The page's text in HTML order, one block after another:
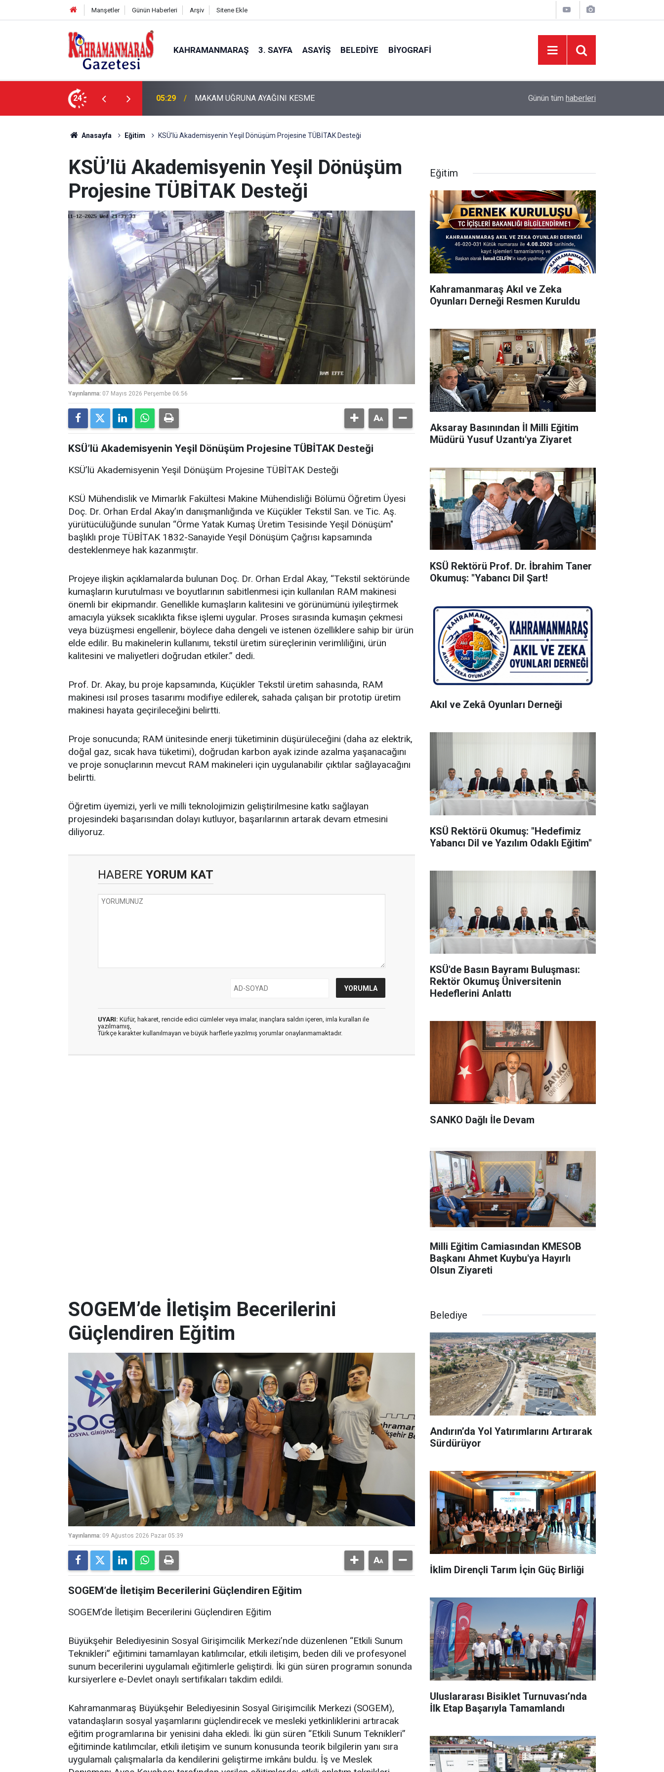
Manşetler Günün Haberleri Arşiv Sitene Ekle
KAHRAMANMARAŞ 3. SAYFA ASAYIŞ BELEDIYE BIYOGRAFI
24 05:11 Bugün Dosta Gidiyorum! “Okul yaptıracağım, devlete bağışlayacağım.”
Günün tüm haberleri
Anasayfa Eğitim KSÜ’lü Akademisyenin Yeşil Dönüşüm Projesine TÜBİTAK Desteği
KSÜ’lü Akademisyenin Yeşil Dönüşüm
Projesine TÜBİTAK Desteği
Yayınlanma: 07 Mayıs 2026 Perşembe 06:56
KSÜ’lü Akademisyenin Yeşil Dönüşüm Projesine TÜBİTAK Desteği
KSÜ’lü Akademisyenin Yeşil Dönüşüm Projesine TÜBİTAK Desteği
KSÜ Mühendislik ve Mimarlık Fakültesi Makine Mühendisliği Bölümü Öğretim Üyesi
Doç. Dr. Orhan Erdal Akay’ın danışmanlığında ve Küçükler Tekstil San. ve Tic. Aş.
yürütücülüğünde sunulan “Örme Yatak Kumaş Üretim Tesisinde Yeşil Dönüşüm"
başlıklı proje TÜBİTAK 1832-Sanayide Yeşil Dönüşüm Çağrısı kapsamında
desteklenmeye hak kazanmıştır.
Projeye ilişkin açıklamalarda bulunan Doç. Dr. Orhan Erdal Akay, “Tekstil sektöründe
kumaşların kurutulması ve boyutlarının sabitlenmesi için kullanılan RAM makinesi
önemli bir ekipmandır. Genellikle kumaşların kalitesini ve görünümünü iyileştirmek
amacıyla yüksek sıcaklıkta fikse işlemi uygular. Proses sırasında kumaşın çekmesi
veya büzüşmesi engellenir, böylece daha dengeli ve istenen özelliklere sahip bir ürün
elde edilir. Bu makinelerin kullanımı, tekstil üretim süreçlerinin verimliliğini, ürün
kalitesini ve maliyetleri doğrudan etkiler.” dedi.
Prof. Dr. Akay, bu proje kapsamında, Küçükler Tekstil üretim sahasında, RAM
makinesi ısıl proses tasarımı modifiye edilerek, sahada çalışan bir prototip üretim
makinesi hayata geçirileceğini belirtti.
Proje sonucunda; RAM ünitesinde enerji tüketiminin düşürüleceğini (daha az elektrik,
doğal gaz, sıcak hava tüketimi), doğrudan karbon ayak izinde azalma yaşanacağını
ve proje sonuçlarının mevcut RAM makineleri için uygulanabilir çıktılar sağlayacağını
belirtti.
Öğretim üyemizi, yerli ve milli teknolojimizin geliştirilmesine katkı sağlayan
projesindeki başarısından dolayı kutluyor, başarılarının artarak devam etmesini
diliyoruz.
HABERE YORUM KAT
UYARI: Küfür, hakaret, rencide edici cümleler veya imalar, inançlara saldırı içeren, imla kuralları ile
yazılmamış,
Türkçe karakter kullanılmayan ve büyük harflerle yazılmış yorumlar onaylanmamaktadır.
Eğitim
Kahramanmaraş Akıl ve Zeka
Oyunları Derneği Resmen Kuruldu
Aksaray Basınından İl Milli Eğitim
Müdürü Yusuf Uzantı'ya Ziyaret
KSÜ Rektörü Prof. Dr. İbrahim Taner
Okumuş: "Yabancı Dil Şart!
Akıl ve Zekâ Oyunları Derneği
KSÜ Rektörü Okumuş: "Hedefimiz
Yabancı Dil ve Yazılım Odaklı Eğitim"
KSÜ'de Basın Bayramı Buluşması:
Rektör Okumuş Üniversitenin
Hedeflerini Anlattı
SANKO Dağlı İle Devam
Milli Eğitim Camiasından KMESOB
Başkanı Ahmet Kuybu'ya Hayırlı
Olsun Ziyareti
SOGEM’de İletişim Becerilerini
Güçlendiren Eğitim
Yayınlanma: 09 Ağustos 2026 Pazar 05:39
SOGEM’de İletişim Becerilerini Güçlendiren Eğitim
SOGEM’de İletişim Becerilerini Güçlendiren Eğitim
Büyükşehir Belediyesinin Sosyal Girişimcilik Merkezi’nde düzenlenen “Etkili Sunum
Teknikleri” eğitimini tamamlayan katılımcılar, etkili iletişim, beden dili ve profesyonel
sunum becerilerini uygulamalı eğitimlerle geliştirdi. İki gün süren programın sonunda
kursiyerlere e-Devlet onaylı sertifikaları takdim edildi.
Kahramanmaraş Büyükşehir Belediyesinin Sosyal Girişimcilik Merkezi (SOGEM),
vatandaşların sosyal yaşamlarını güçlendirecek ve mesleki yetkinliklerini artıracak
eğitim programlarına bir yenisini daha ekledi. İki gün süren “Etkili Sunum Teknikleri”
eğitiminde katılımcılar, etkili iletişim ve sunum konusunda teorik bilgilerin yanı sıra
uygulamalı çalışmalarla da kendilerini geliştirme imkânı buldu. İş ve Meslek
Belediye
Andırın’da Yol Yatırımlarını Artırarak
Sürdürüyor
İklim Dirençli Tarım İçin Güç Birliği
Uluslararası Bisiklet Turnuvası’nda
İlk Etap Başarıyla Tamamlandı